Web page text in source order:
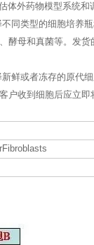
外药物模型系统和
类型的细胞培养
酵母和真菌等。发
或者冻存的原代
户收到细胞后应立即